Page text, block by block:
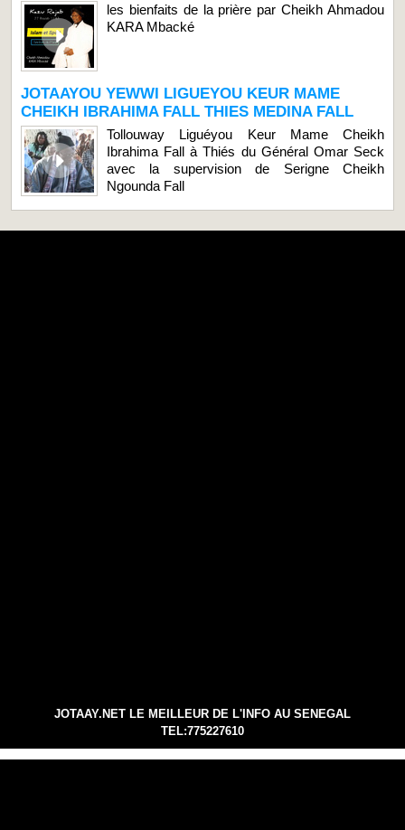
les bienfaits de la prière par Cheikh Ahmadou
KARA Mbacké
JOTAAYOU YEWWI LIGUEYOU KEUR MAME
CHEIKH IBRAHIMA FALL THIES MEDINA FALL
Tollouway Liguéyou Keur Mame Cheikh
Ibrahima Fall à Thiés du Général Omar Seck
avec la supervision de Serigne Cheikh
Ngounda Fall
JOTAAY.NET LE MEILLEUR DE L'INFO AU SENEGAL
TEL:775227610